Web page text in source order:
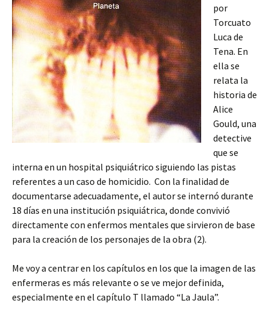
por
Torcuato
Luca de
Tena. En
ella se
relata la
historia de
Alice
Gould, una
detective
que se
interna en un hospital psiquiátrico siguiendo las pistas
referentes a un caso de homicidio. Con la finalidad de
documentarse adecuadamente, el autor se internó durante
18 días en una institución psiquiátrica, donde convivió
directamente con enfermos mentales que sirvieron de base
para la creación de los personajes de la obra (2).
Me voy a centrar en los capítulos en los que la imagen de las
enfermeras es más relevante o se ve mejor definida,
especialmente en el capítulo T llamado “La Jaula”.